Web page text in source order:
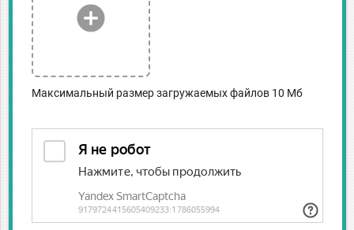
add_circle
Максимальный размер загружаемых файлов 10 Мб